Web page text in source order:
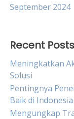
September 2024
Recent Posts
Meningkatkan
Solusi
Pentingnya
Baik di Indonesia
Mengungkap